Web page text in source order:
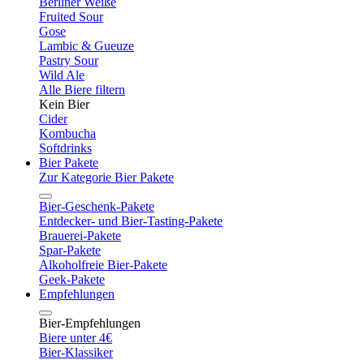
Fruited Sour
Gose
Lambic & Gueuze
Pastry Sour
Wild Ale
Alle Biere filtern
Kein Bier
Cider
Kombucha
Softdrinks
Bier Pakete
Zur Kategorie Bier Pakete
Bier-Geschenk-Pakete
Entdecker- und Bier-Tasting-Pakete
Brauerei-Pakete
Spar-Pakete
Alkoholfreie Bier-Pakete
Geek-Pakete
Empfehlungen
Bier-Empfehlungen
Biere unter 4€
Bier-Klassiker